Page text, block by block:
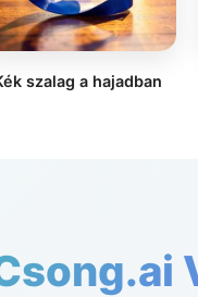
szalag a hajadban